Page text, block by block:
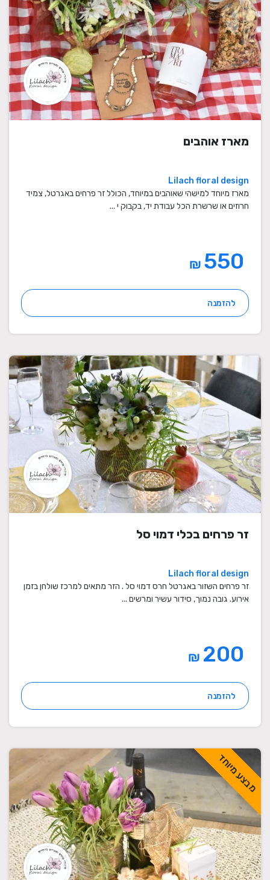
מארז אוהבים
Lilach floral design
מארז מיוחד למישהי שאוהבים במיוחד, הכולל זר פרחים באגרטל, צמיד
חרוזים או שרשרת הכל עבודת יד, בקבוק י ...
₪
להזמנה
זר פרחים בכלי דמוי סל
Lilach floral design
זר פרחים השזור באגרטל חרס דמוי סל . הזר מתאים למרכז שולחן בזמן
אירוע. גובה נמוך, סידור עשיר ומרשים ...
₪
להזמנה
מבצע מיוחד